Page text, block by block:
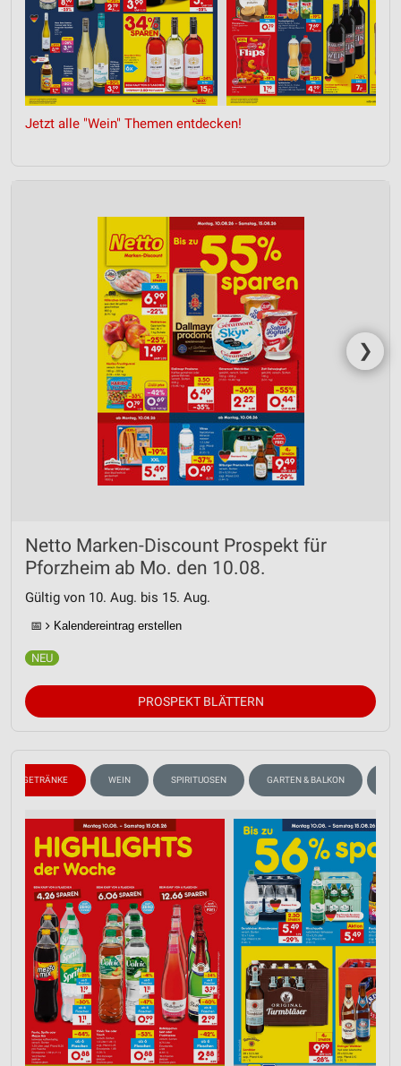
Jetzt alle "Wein" Themen entdecken!
❯
Netto Marken-Discount Prospekt für
Pforzheim ab Mo. den 10.08.
Gültig von 10. Aug. bis 15. Aug.
📅 Kalendereintrag erstellen
PROSPEKT BLÄTTERN
GETRÄNKE WEIN SPIRITUOSEN GARTEN & BALKON